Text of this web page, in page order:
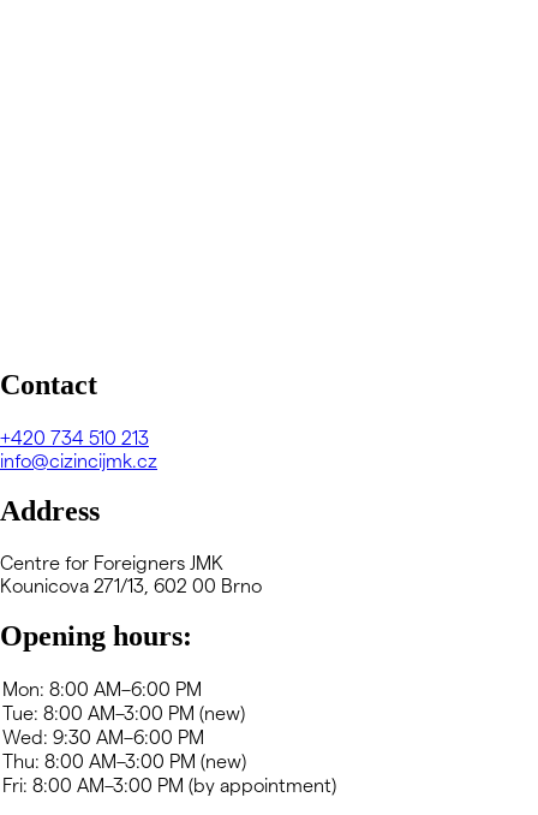
Contact
+420 734 510 213
info@cizincijmk.cz
Address
Centre for Foreigners JMK
Kounicova 271/13, 602 00 Brno
Opening hours: